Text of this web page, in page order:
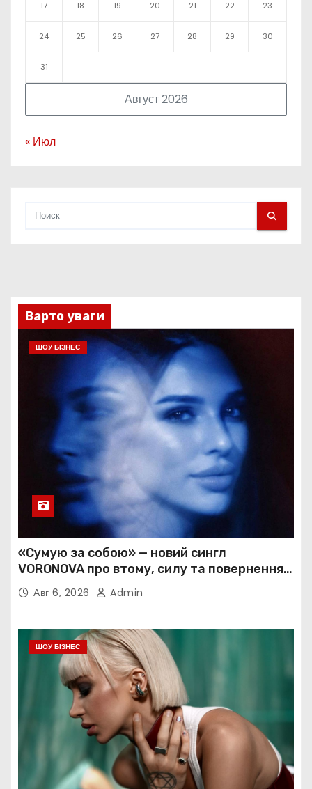
Август 2026
17 18 19 20 21 22 23
24 25 26 27 28 29 30
31
« Июл
Варто уваги
ШОУ БІЗНЕС
«Сумую за собою» — новий сингл
VORONOVA про втому, силу та повернення
до себе
Авг 6, 2026 Admin
ШОУ БІЗНЕС